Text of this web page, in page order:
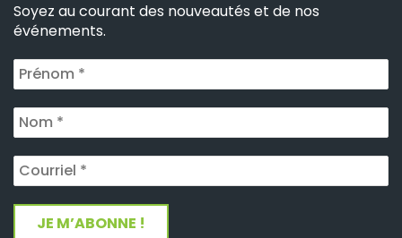
Soyez au courant des nouveautés et de nos
événements.